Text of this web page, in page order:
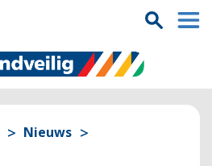
Nieuws